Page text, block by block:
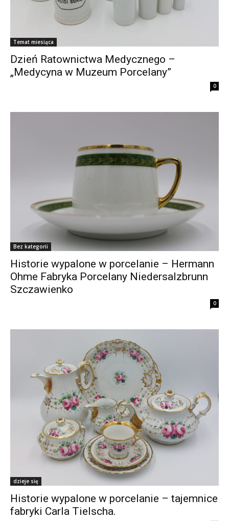
Temat miesiąca
Dzień Ratownictwa Medycznego –
„Medycyna w Muzeum Porcelany”
0
Bez kategorii
Historie wypalone w porcelanie – Hermann
Ohme Fabryka Porcelany Niedersalzbrunn
Szczawienko
0
dzieje się
Historie wypalone w porcelanie – tajemnice
fabryki Carla Tielscha.